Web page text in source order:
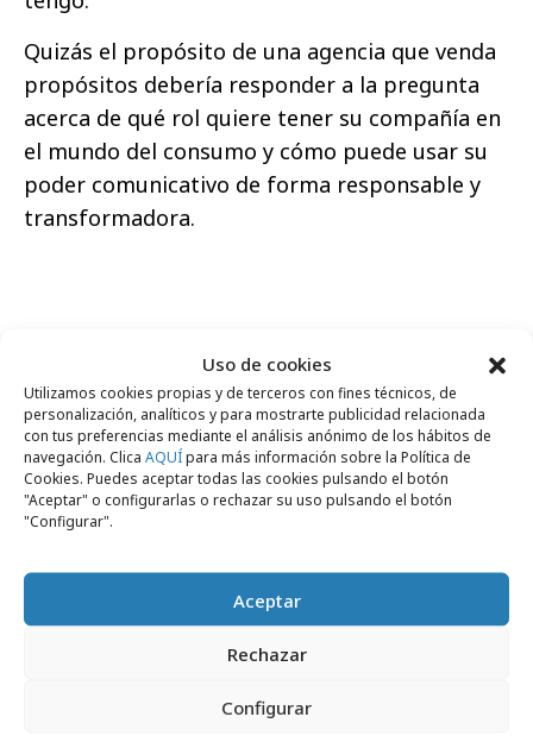
Uso de cookies
Utilizamos cookies propias y de terceros con fines técnicos, de
personalización, analíticos y para mostrarte publicidad relacionada
con tus preferencias mediante el análisis anónimo de los hábitos de
navegación. Clica AQUÍpara más información sobre la Política de
Cookies. Puedes aceptar todas las cookies pulsando el botón
"Aceptar" o configurarlas o rechazar su uso pulsando el botón
"Configurar".
Aceptar
Rechazar
Configurar
Quizás el propósito de una agencia que venda
propósitos debería responder a la pregunta
acerca de qué rol quiere tener su compañía en
el mundo del consumo y cómo puede usar su
poder comunicativo de forma responsable y
transformadora.
Noticias Relacionadas